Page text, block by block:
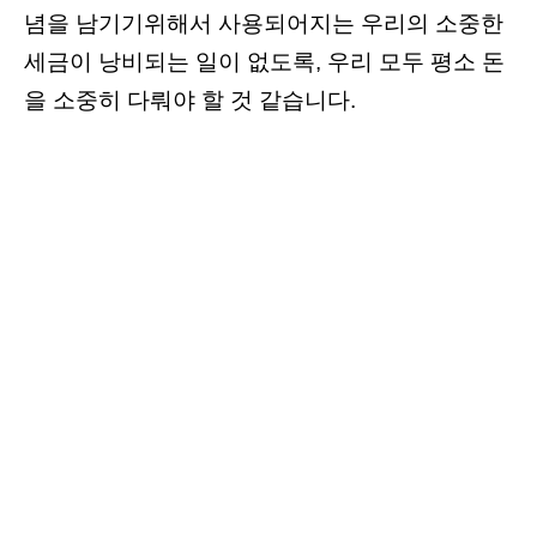
념을 남기기위해서 사용되어지는 우리의 소중한
세금이 낭비되는 일이 없도록, 우리 모두 평소 돈
을 소중히 다뤄야 할 것 같습니다.